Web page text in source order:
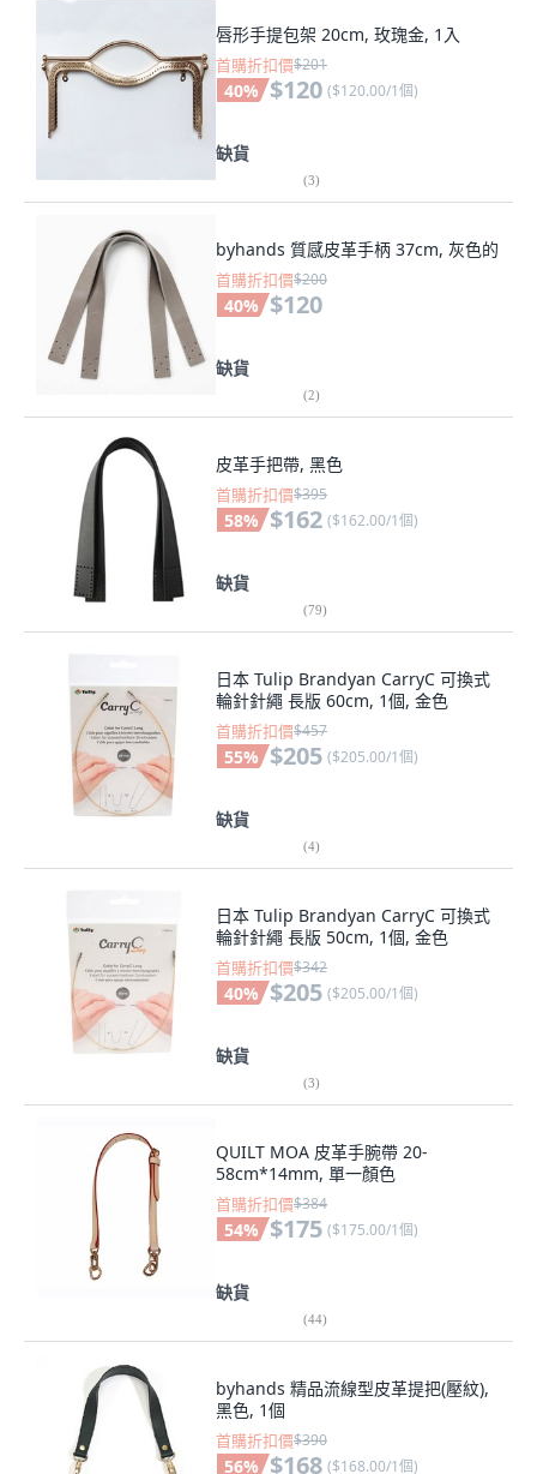
唇形手提包架 20cm, 玫瑰金, 1入
首購折扣價$201
40% $120 ($120.00/1個)
缺貨
(3)
byhands 質感皮革手柄 37cm, 灰色的
首購折扣價$200
40% $120
缺貨
(2)
皮革手把帶, 黑色
首購折扣價$395
58% $162 ($162.00/1個)
缺貨
(79)
日本 Tulip Brandyan CarryC 可換式
輪針針繩 長版 60cm, 1個, 金色
首購折扣價$457
55% $205 ($205.00/1個)
缺貨
(4)
日本 Tulip Brandyan CarryC 可換式
輪針針繩 長版 50cm, 1個, 金色
首購折扣價$342
40% $205 ($205.00/1個)
缺貨
(3)
QUILT MOA 皮革手腕帶 20-
58cm*14mm, 單一顏色
首購折扣價$384
54% $175 ($175.00/1個)
缺貨
(44)
byhands 精品流線型皮革提把(壓紋),
黑色, 1個
首購折扣價$390
56% $168 ($168.00/1個)